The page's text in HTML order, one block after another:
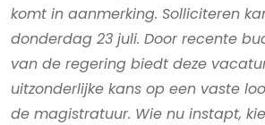
komt in aanmerking. Solliciteren
donderdag 23 juli. Door recente
van de regering biedt deze
uitzonderlijke kans op een vaste
de magistratuur. Wie nu instapt,